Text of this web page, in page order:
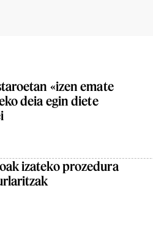
«izen emate
deia egin diete
izateko prozedura